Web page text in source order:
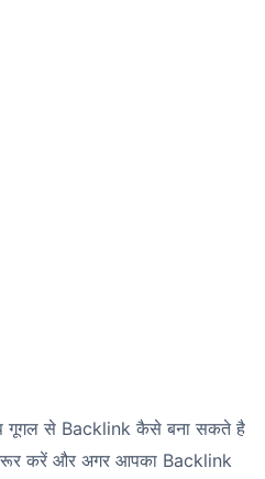
गूगल से Backlink कैसे बना सकते है
करें और अगर आपका Backlink